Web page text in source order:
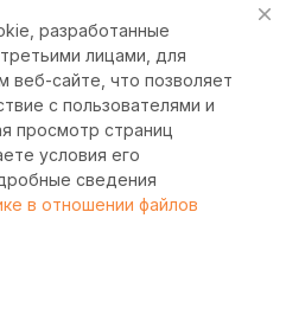
разработанные
лицами, для
веб-сайте, что позволяет
с пользователями и
просмотр страниц
условия его
сведения
в отношении файлов